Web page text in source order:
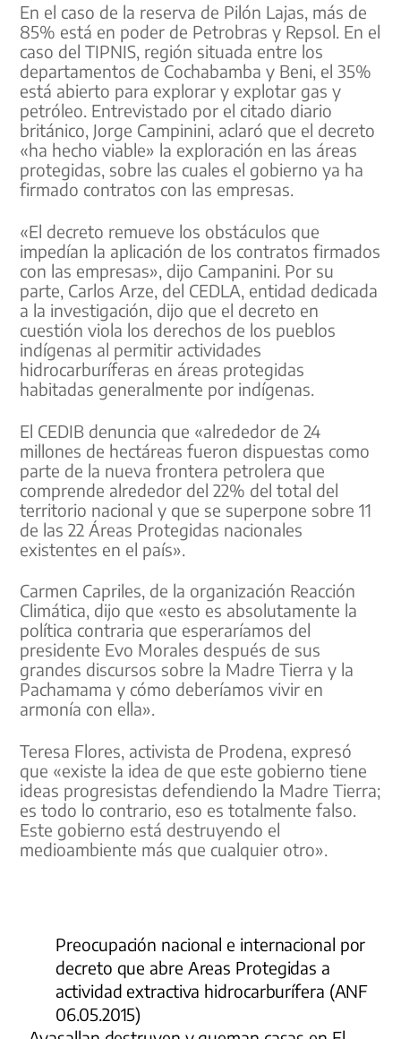
En el caso de la reserva de Pilón Lajas, más de
85% está en poder de Petrobras y Repsol. En el
caso del TIPNIS, región situada entre los
departamentos de Cochabamba y Beni, el 35%
está abierto para explorar y explotar gas y
petróleo. Entrevistado por el citado diario
británico, Jorge Campinini, aclaró que el decreto
«ha hecho viable» la exploración en las áreas
protegidas, sobre las cuales el gobierno ya ha
firmado contratos con las empresas.
«El decreto remueve los obstáculos que
impedían la aplicación de los contratos firmados
con las empresas», dijo Campanini. Por su
parte, Carlos Arze, del CEDLA, entidad dedicada
a la investigación, dijo que el decreto en
cuestión viola los derechos de los pueblos
indígenas al permitir actividades
hidrocarburíferas en áreas protegidas
habitadas generalmente por indígenas.
El CEDIB denuncia que «alrededor de 24
millones de hectáreas fueron dispuestas como
parte de la nueva frontera petrolera que
comprende alrededor del 22% del total del
territorio nacional y que se superpone sobre 11
de las 22 Áreas Protegidas nacionales
existentes en el país».
Carmen Capriles, de la organización Reacción
Climática, dijo que «esto es absolutamente la
política contraria que esperaríamos del
presidente Evo Morales después de sus
grandes discursos sobre la Madre Tierra y la
Pachamama y cómo deberíamos vivir en
armonía con ella».
Teresa Flores, activista de Prodena, expresó
que «existe la idea de que este gobierno tiene
ideas progresistas defendiendo la Madre Tierra;
es todo lo contrario, eso es totalmente falso.
Este gobierno está destruyendo el
medioambiente más que cualquier otro».
Preocupación nacional e internacional por
decreto que abre Areas Protegidas a
actividad extractiva hidrocarburífera (ANF
06.05.2015)